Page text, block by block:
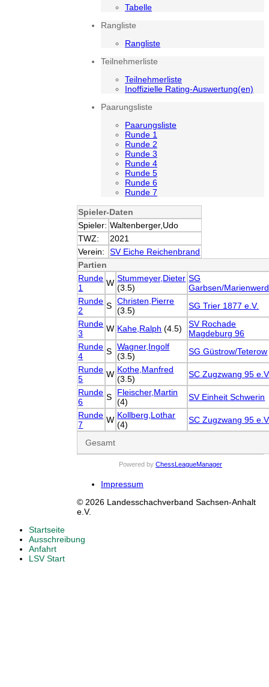
Tabelle
Rangliste
Rangliste
Teilnehmerliste
Teilnehmerliste
Inoffizielle Rating-Auswertung(en)
Paarungsliste
Paarungsliste
Runde 1
Runde 2
Runde 3
Runde 4
Runde 5
Runde 6
Runde 7
Spieler-Daten
Spieler: Waltenberger,Udo
TWZ:
2021
Verein:
SV Eiche Reichenbrand
Partien
Runde
1
W Stummeyer,Dieter
(3.5)
SG
Garbsen/
Runde
2
S Christen,Pierre
(3.5)
SG Trier 1877 e.V.
Runde
3
W Kahe,Ralph (4.5)
SV Rochade
Magdeburg 96
Runde
4
S Wagner,Ingolf
(3.5)
SG Güstrow/Teterow
Runde
5
W Kothe,Manfred
(3.5)
SC Zugzwang 95
Runde
6
S
Fleischer,Martin
(4)
SV Einheit Schwerin
Runde
7
W Kollberg,Lothar
(4)
SC Zugzwang 95
Gesamt
Powered by ChessLeagueManager
Impressum
© 2026 Landesschachverband Sachsen-Anhalt
e.V.
Startseite
Ausschreibung
Anfahrt
LSV Start